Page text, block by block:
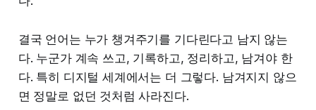
결국 언어는 누가 챙겨주기를 기다린다고 남지 않는
다. 누군가 계속 쓰고, 기록하고, 정리하고, 남겨야 한
다. 특히 디지털 세계에서는 더 그렇다. 남겨지지 않으
면 정말로 없던 것처럼 사라진다.